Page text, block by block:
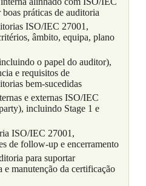
práticas de auditoria
ISO/IEC 27001,
âmbito, equipa, plano
o papel do auditor),
e requisitos de
bem-sucedidas
e externas ISO/IEC
incluindo Stage 1 e
ISO/IEC 27001,
de follow-up e encerramento
para suportar
manutenção da certificação